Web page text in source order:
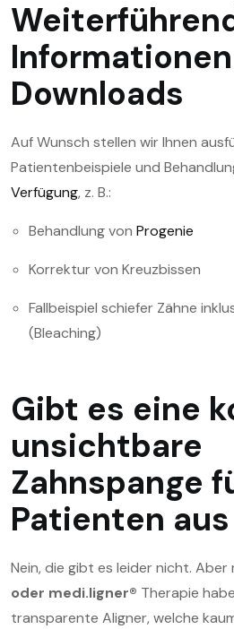
Downloads
Auf Wunsch stellen wir Ihnen
Patientenbeispiele und
Verfügung, z. B.:
Behandlung von Progenie
Korrektur von Kreuzbissen
Fallbeispiel schiefer Zähne
(Bleaching)
Gibt es eine
unsichtbare
Zahnspange
Patienten
Nein, die gibt es leider nicht. Aber
oder medi.ligner® Therapie
transparente Aligner, welche